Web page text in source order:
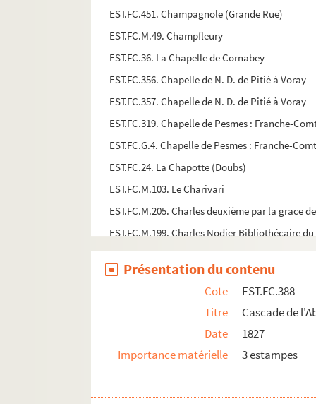
EST.FC.451. Champagnole (Grande Rue)
EST.FC.M.49. Champfleury
EST.FC.36. La Chapelle de Cornabey
EST.FC.356. Chapelle de N. D. de Pitié à Voray
EST.FC.357. Chapelle de N. D. de Pitié à Voray
EST.FC.319. Chapelle de Pesmes : Franche-
EST.FC.G.4. Chapelle de Pesmes : Franche-
EST.FC.24. La Chapotte (Doubs)
EST.FC.M.103. Le Charivari
EST.FC.M.205. Charles deuxième par la grace
EST.FC.M.199. Charles Nodier Bibliothécaire
EST.FC.M.187. Charles Nodier
EST.FC.461. Chastel Uillain (Histoire de dix
EST.FC.462. Chastel Uillain (Histoire de dix
EST.FC.463. Chastel Uillain (Histoire de dix
EST.FC.P.303.2. Le chat, la belette et le petit
EST.FC.457. Chateau Chalon (Jura pittoresque)
Présentation du contenu
Cote
EST.FC.388
Titre
Cascade de
Date
1827
Importance matérielle
3 estampes